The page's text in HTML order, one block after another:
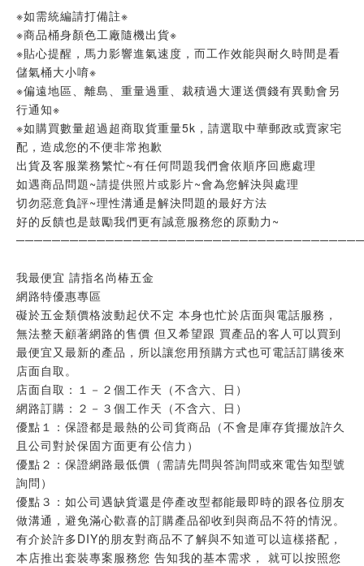
※如需統編請打備註※
※商品桶身顏色工廠隨機出貨※
※貼心提醒，馬力影響進氣速度，而工作效能與耐久時間是看
儲氣桶大小唷※
※偏遠地區、離島、重量過重、裁積過大運送價錢有異動會另
行通知※
※如購買數量超過超商取貨重量5k，請選取中華郵政或賣家宅
配，造成您的不便非常抱歉
出貨及客服業務繁忙~有任何問題我們會依順序回應處理
如遇商品問題~請提供照片或影片~會為您解決與處理
切勿惡意負評~理性溝通是解決問題的最好方法
好的反饋也是鼓勵我們更有誠意服務您的原動力~
我最便宜 請指名尚椿五金
網路特優惠專區
礙於五金類價格波動起伏不定 本身也忙於店面與電話服務，
無法整天顧著網路的售價 但又希望跟 買產品的客人可以買到
最便宜又最新的產品，所以讓您用預購方式也可電話訂購後來
店面自取。
店面自取：１－２個工作天（不含六、日）
網路訂購：２－３個工作天（不含六、日）
優點１：保證都是最熱的公司貨商品（不會是庫存貨擺放許久
且公司對於保固方面更有公信力）
優點２：保證網路最低價（需請先問與答詢問或來電告知型號
詢問）
優點３：如公司遇缺貨還是停產改型都能最即時的跟各位朋友
做溝通，避免滿心歡喜的訂購產品卻收到與商品不符的情況。
有介於許多DIY的朋友對商品不了解與不知道可以這樣搭配，
本店推出套裝專案服務您 告知我的基本需求， 就可以按照您